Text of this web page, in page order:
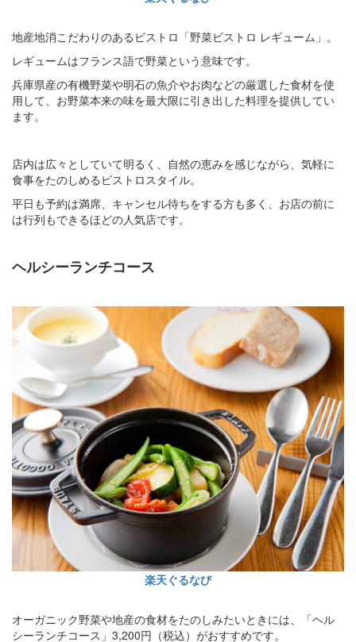
地産地消こだわりのあるビストロ「野菜ビストロ レギューム」。
レギュームはフランス語で野菜という意味です。
兵庫県産の有機野菜や明石の魚介やお肉などの厳選した食材を使
用して、お野菜本来の味を最大限に引き出した料理を提供してい
ます。
店内は広々としていて明るく、自然の恵みを感じながら、気軽に
食事をたのしめるビストロスタイル。
平日も予約は満席、キャンセル待ちをする方も多く、お店の前に
は行列もできるほどの人気店です。
ヘルシーランチコース
楽天ぐるなび
オーガニック野菜や地産の食材をたのしみたいときには、「ヘル
シーランチコース」3,200円（税込）がおすすめです。